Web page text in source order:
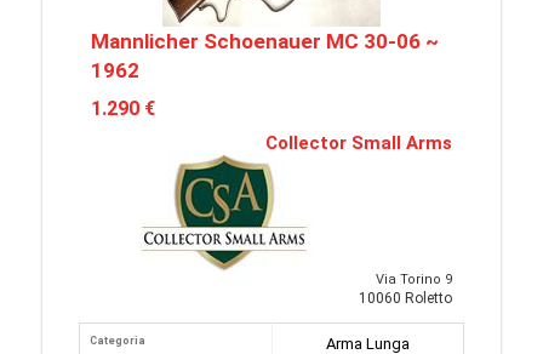
Mannlicher Schoenauer MC 30-06 ~
1962
1.290 €
Collector Small Arms
Via Torino 9
10060 Roletto
Categoria
Arma Lunga